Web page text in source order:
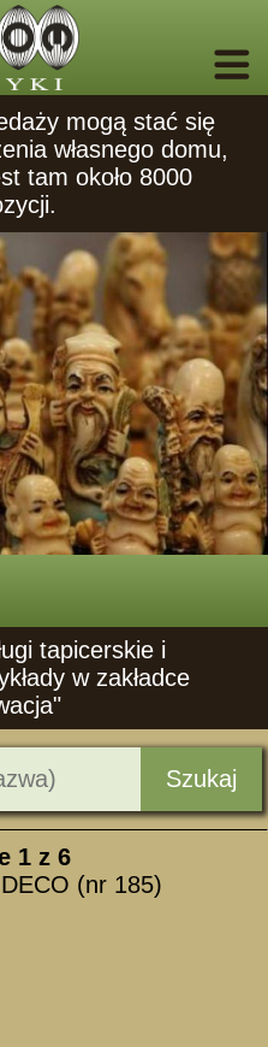
mogą stać się
własnego domu,
tam około 8000
tapicerskie i
w zakładce
Szukaj
1z 6
(nr 185)